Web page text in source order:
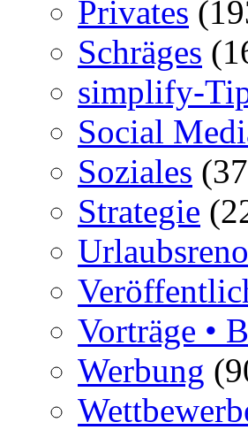
Privates
Schräges
simplify-
Social
Soziales
Strategie
Vorträge •
Werbung